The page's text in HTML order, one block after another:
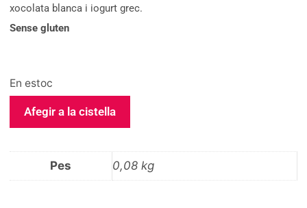
xocolata blanca i iogurt grec.
Sense gluten
En estoc
Afegir a la cistella
Pes 0,08 kg